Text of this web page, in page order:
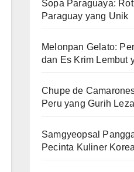
Sopa Paraguaya:
Paraguay yang Unik
Melonpan Gelato:
dan Es Krim Lembut
Chupe de
Peru yang Gurih
Samgyeopsal
Pecinta Kuliner Korea